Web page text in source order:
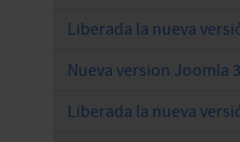
Liberada la nueva
Nueva version Joomla
Liberada la nueva